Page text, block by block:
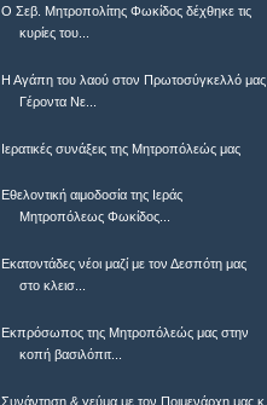
Ο Σεβ. Μητροπολίτης Φωκίδος δέχθηκε τις
κυρίες του...
Η Αγάπη του λαού στον Πρωτοσύγκελλό μας
Γέροντα Νε...
Ιερατικές συνάξεις της Μητροπόλεώς μας
Εθελοντική αιμοδοσία της Ιεράς
Μητροπόλεως Φωκίδος...
Εκατοντάδες νέοι μαζί με τον Δεσπότη μας
στο κλεισ...
Εκπρόσωπος της Μητροπόλεώς μας στην
κοπή βασιλόπιτ...
Συνάντηση & γεύμα με τον Ποιμενάρχη μας κ.